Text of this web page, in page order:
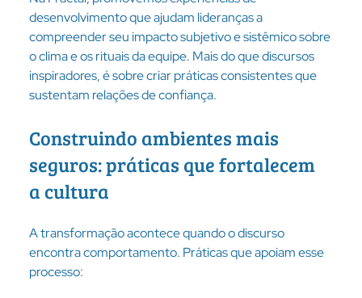
desenvolvimento que ajudam lideranças a
compreender seu impacto subjetivo e sistêmico sobre
o clima e os rituais da equipe. Mais do que discursos
inspiradores, é sobre criar práticas consistentes que
sustentam relações de confiança.
Construindo ambientes mais
seguros: práticas que fortalecem
a cultura
A transformação acontece quando o discurso
encontra comportamento. Práticas que apoiam esse
processo: